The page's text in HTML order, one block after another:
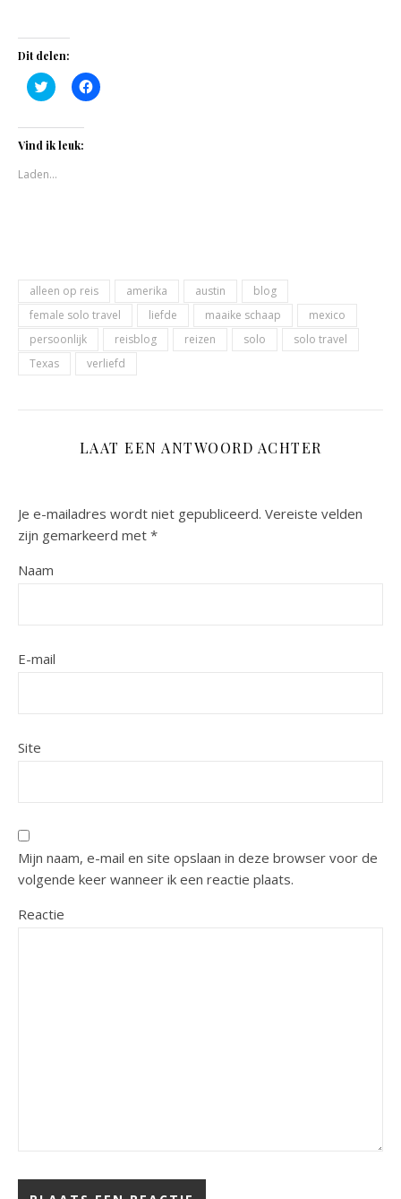
Dit delen:
Klik
om
met
Twitter
(Wordt
een
Klik
om
Vind ik leuk:
Laden...
alleen op reis amerika austin
blog
female solo travel
liefde maaike schaap
mexico
persoonlijk
reisblog reizen solo
solo travel
Texas
verliefd
LAAT EEN ANTWOORD ACHTER
Je e-mailadres wordt niet gepubliceerd. Vereiste velden
zijn gemarkeerd met *
Naam
E-mail
Site
Mijn naam, e-mail en site opslaan in deze browser voor de
volgende keer wanneer ik een reactie plaats.
Reactie